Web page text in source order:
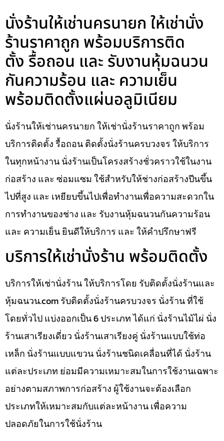
นั่งร้านให้เช่านครนายก ให้เช่านั่ง
ร้านราคาถูก พร้อมบริการติด
ตั้ง รื้อถอน และ รับงานหุ้มฉนวน
กันความร้อน และ ความเย็น
พร้อมติดตั้งแผ่นอลูมิเนียม
นั่งร้านให้เช่านครนายก ให้เช่านั่งร้านราคาถูก พร้อม
บริการติดตั้ง รื้อถอน ติดตั้งนั่งร้านครบวงจร ให้บริการ
ในทุกหน้างาน นั่งร้านเป็นโครงสร้างชั่วคราวใช้ในงาน
ก่อสร้าง และ ซ่อมแซม ใช้สำหรับให้ช่างก่อสร้างปีนขึ้น
ไปที่สูง และ เหยียบขึ้นไปเพื่อทำงานเพื่อความสะดวกใน
การทำงานของช่าง และ รับงานหุ้มฉนวนกันความร้อน
และ ความเย็น ยินดีให้บริการ และ ให้คำปรึกษาฟรี
บริการให้เช่านั่งร้าน พร้อมติดตั้ง
บริการให้เช่านั่งร้าน ให้บริการโดย รับติดตั้งนั่งร้านและ
หุ้มฉนวน.com รับติดตั้งนั่งร้านครบวงจร นั่งร้าน ที่ใช้
โดยทั่วไป แบ่งออกเป็น 6 ประเภท ได้แก่ นั่งร้านไม้ไผ่ นั่ง
ร้านเสาเรียงเดี่ยว นั่งร้านเสาเรียงคู่ นั่งร้านแบบใช้ท่อ
เหล็ก นั่งร้านแบบแขวน นั่งร้านชนิดเคลื่อนที่ได้ นั่งร้าน
แต่ละประเภท ย่อมมีความเหมาะสมในการใช้งานเฉพาะ
อย่างตามสภาพการก่อสร้าง ผู้ใช้งานจะต้องเลือก
ประเภทให้เหมาะสมกับแต่ละหน้างาน เพื่อความ
ปลอดภัยในการใช้นั่งร้าน